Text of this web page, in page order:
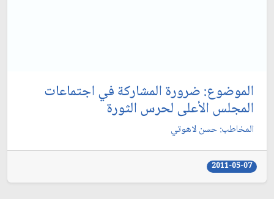
الموضوع: ضرورة المشاركة في اجتماعات
المجلس الأعلى لحرس الثورة
المخاطب: حسن لاهوتي‏
2011-05-07